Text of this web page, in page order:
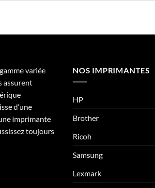
variée
assurent
d’une
imprimante
toujours
NOS IMPRIMANTES
HP
Brother
Ricoh
Samsung
Lexmark